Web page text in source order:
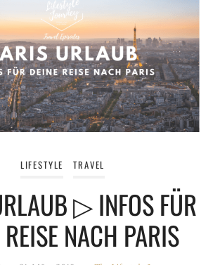
LIFESTYLE TRAVEL
▷ INFOS FÜR
NACH PARIS